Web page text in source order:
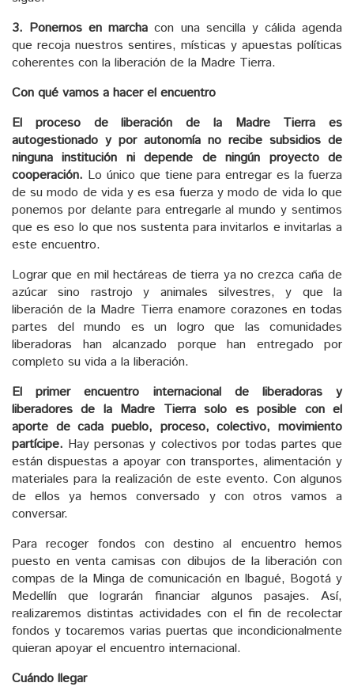
3. Ponernos en marcha con una sencilla y cálida agenda
que recoja nuestros sentires, místicas y apuestas políticas
coherentes con la liberación de la Madre Tierra.
Con qué vamos a hacer el encuentro
El proceso de liberación de la Madre Tierra es
autogestionado y por autonomía no recibe subsidios de
ninguna institución ni depende de ningún proyecto de
cooperación. Lo único que tiene para entregar es la fuerza
de su modo de vida y es esa fuerza y modo de vida lo que
ponemos por delante para entregarle al mundo y sentimos
que es eso lo que nos sustenta para invitarlos e invitarlas a
este encuentro.
Lograr que en mil hectáreas de tierra ya no crezca caña de
azúcar sino rastrojo y animales silvestres, y que la
liberación de la Madre Tierra enamore corazones en todas
partes del mundo es un logro que las comunidades
liberadoras han alcanzado porque han entregado por
completo su vida a la liberación.
El primer encuentro internacional de liberadoras y
liberadores de la Madre Tierra solo es posible con el
aporte de cada pueblo, proceso, colectivo, movimiento
partícipe. Hay personas y colectivos por todas partes que
están dispuestas a apoyar con transportes, alimentación y
materiales para la realización de este evento. Con algunos
de ellos ya hemos conversado y con otros vamos a
conversar.
Para recoger fondos con destino al encuentro hemos
puesto en venta camisas con dibujos de la liberación con
compas de la Minga de comunicación en Ibagué, Bogotá y
Medellín que lograrán financiar algunos pasajes. Así,
realizaremos distintas actividades con el fin de recolectar
fondos y tocaremos varias puertas que incondicionalmente
quieran apoyar el encuentro internacional.
Cuándo llegar